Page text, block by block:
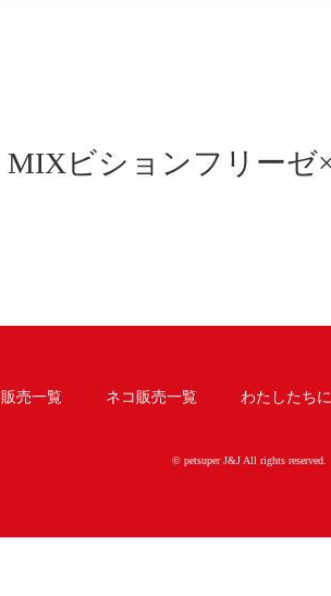
MIXビションフリーゼ
売一覧 ネコ販売一覧 わたしたち
© petsuper J&J All rights reserved.